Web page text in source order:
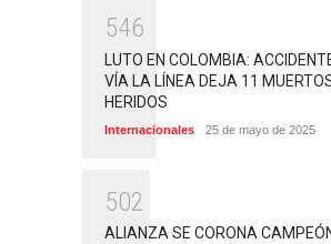
546
LUTO EN COLOMBIA:
VÍA LA LÍNEA DEJA 11
HERIDOS
Internacionales 25 de mayo de 2025
502
ALIANZA SE CORONA